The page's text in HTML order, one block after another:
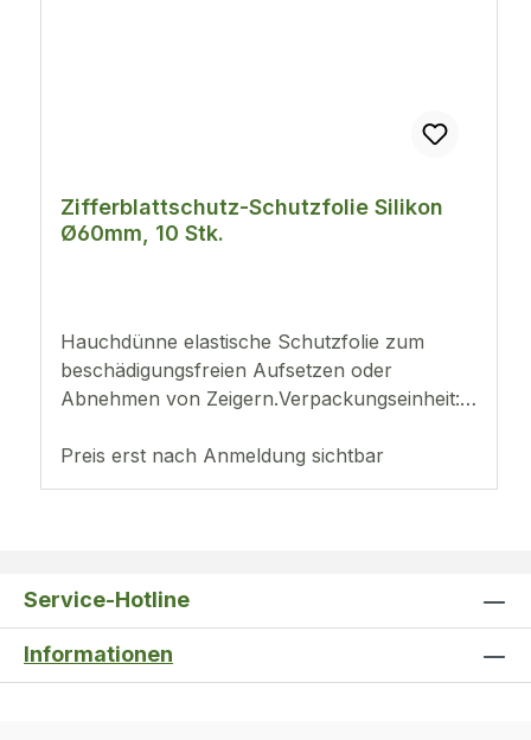
Zifferblattschutz-Schutzfolie Silikon
Ø60mm, 10 Stk.
Hauchdünne elastische Schutzfolie zum
beschädigungsfreien Aufsetzen oder
Abnehmen von Zeigern.Verpackungseinheit:
Preis erst nach Anmeldung sichtbar
Service-Hotline
Informationen